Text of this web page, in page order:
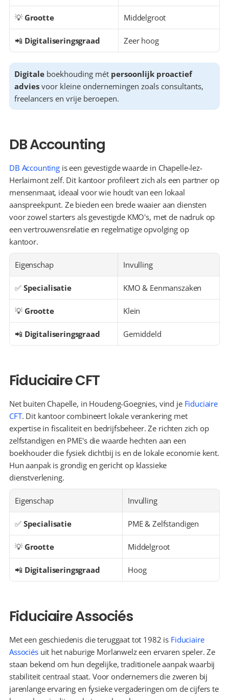
💡 Grootte Middelgroot
📲 Digitaliseringsgraad Zeer hoog
Digitale boekhouding mét persoonlijk proactief
advies voor kleine ondernemingen zoals consultants,
freelancers en vrije beroepen.
DB Accounting
DB Accounting is een gevestigde waarde in Chapelle-lez-
Herlaimont zelf. Dit kantoor profileert zich als een partner op
mensenmaat, ideaal voor wie houdt van een lokaal
aanspreekpunt. Ze bieden een brede waaier aan diensten
voor zowel starters als gevestigde KMO's, met de nadruk op
een vertrouwensrelatie en regelmatige opvolging op
kantoor.
Eigenschap Invulling
✅ Specialisatie KMO & Eenmanszaken
💡 Grootte Klein
📲 Digitaliseringsgraad Gemiddeld
Fiduciaire CFT
Net buiten Chapelle, in Houdeng-Goegnies, vind je Fiduciaire
CFT. Dit kantoor combineert lokale verankering met
expertise in fiscaliteit en bedrijfsbeheer. Ze richten zich op
zelfstandigen en PME's die waarde hechten aan een
boekhouder die fysiek dichtbij is en de lokale economie kent.
Hun aanpak is grondig en gericht op klassieke
dienstverlening.
Eigenschap Invulling
✅ Specialisatie PME & Zelfstandigen
💡 Grootte Middelgroot
📲 Digitaliseringsgraad Hoog
Fiduciaire Associés
Met een geschiedenis die teruggaat tot 1982 is Fiduciaire
Associés uit het naburige Morlanwelz een ervaren speler. Ze
staan bekend om hun degelijke, traditionele aanpak waarbij
stabiliteit centraal staat. Voor ondernemers die zweren bij
jarenlange ervaring en fysieke vergaderingen om de cijfers te